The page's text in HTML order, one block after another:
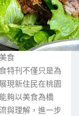
食
特刊不僅只是為
現新住民在桃園
夠以美食為橋
與理解，進一步